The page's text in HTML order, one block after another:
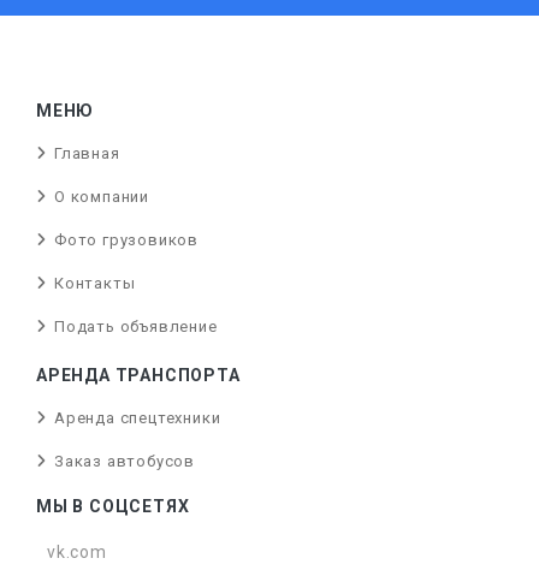
МЕНЮ
Главная
О компании
Фото грузовиков
Контакты
Подать объявление
АРЕНДА ТРАНСПОРТА
Аренда спецтехники
Заказ автобусов
МЫ В СОЦСЕТЯХ
vk.com